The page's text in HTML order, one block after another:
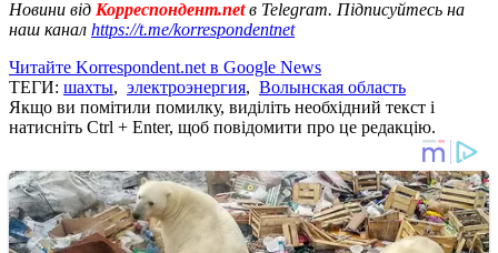
Новини від Корреспондент.netв Telegram. Підписуйтесь на
наш канал https://t.me/korrespondentnet
Читайте Korrespondent.net в Google News
ТЕГИ: шахты, электроэнергия, Волынская область
Якщо ви помітили помилку, виділіть необхідний текст і
натисніть Ctrl + Enter, щоб повідомити про це редакцію.